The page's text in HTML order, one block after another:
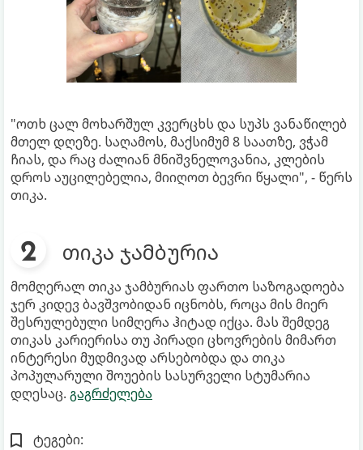
"ოთხ ცალ მოხარშულ კვერცხს და სუპს ვანაწილებ
მთელ დღეზე. საღამოს, მაქსიმუმ 8 საათზე, ვჭამ
ჩიას, და რაც ძალიან მნიშვნელოვანია, კლების
დროს აუცილებელია, მიიღოთ ბევრი წყალი", - წერს
თიკა.
თიკა ჯამბურია
მომღერალ თიკა ჯამბურიას ფართო საზოგადოება
ჯერ კიდევ ბავშვობიდან იცნობს, როცა მის მიერ
შესრულებული სიმღერა ჰიტად იქცა. მას შემდეგ
თიკას კარიერისა თუ პირადი ცხოვრების მიმართ
ინტერესი მუდმივად არსებობდა და თიკა
პოპულარული შოუების სასურველი სტუმარია
დღესაც. გაგრძელება
ტეგები: